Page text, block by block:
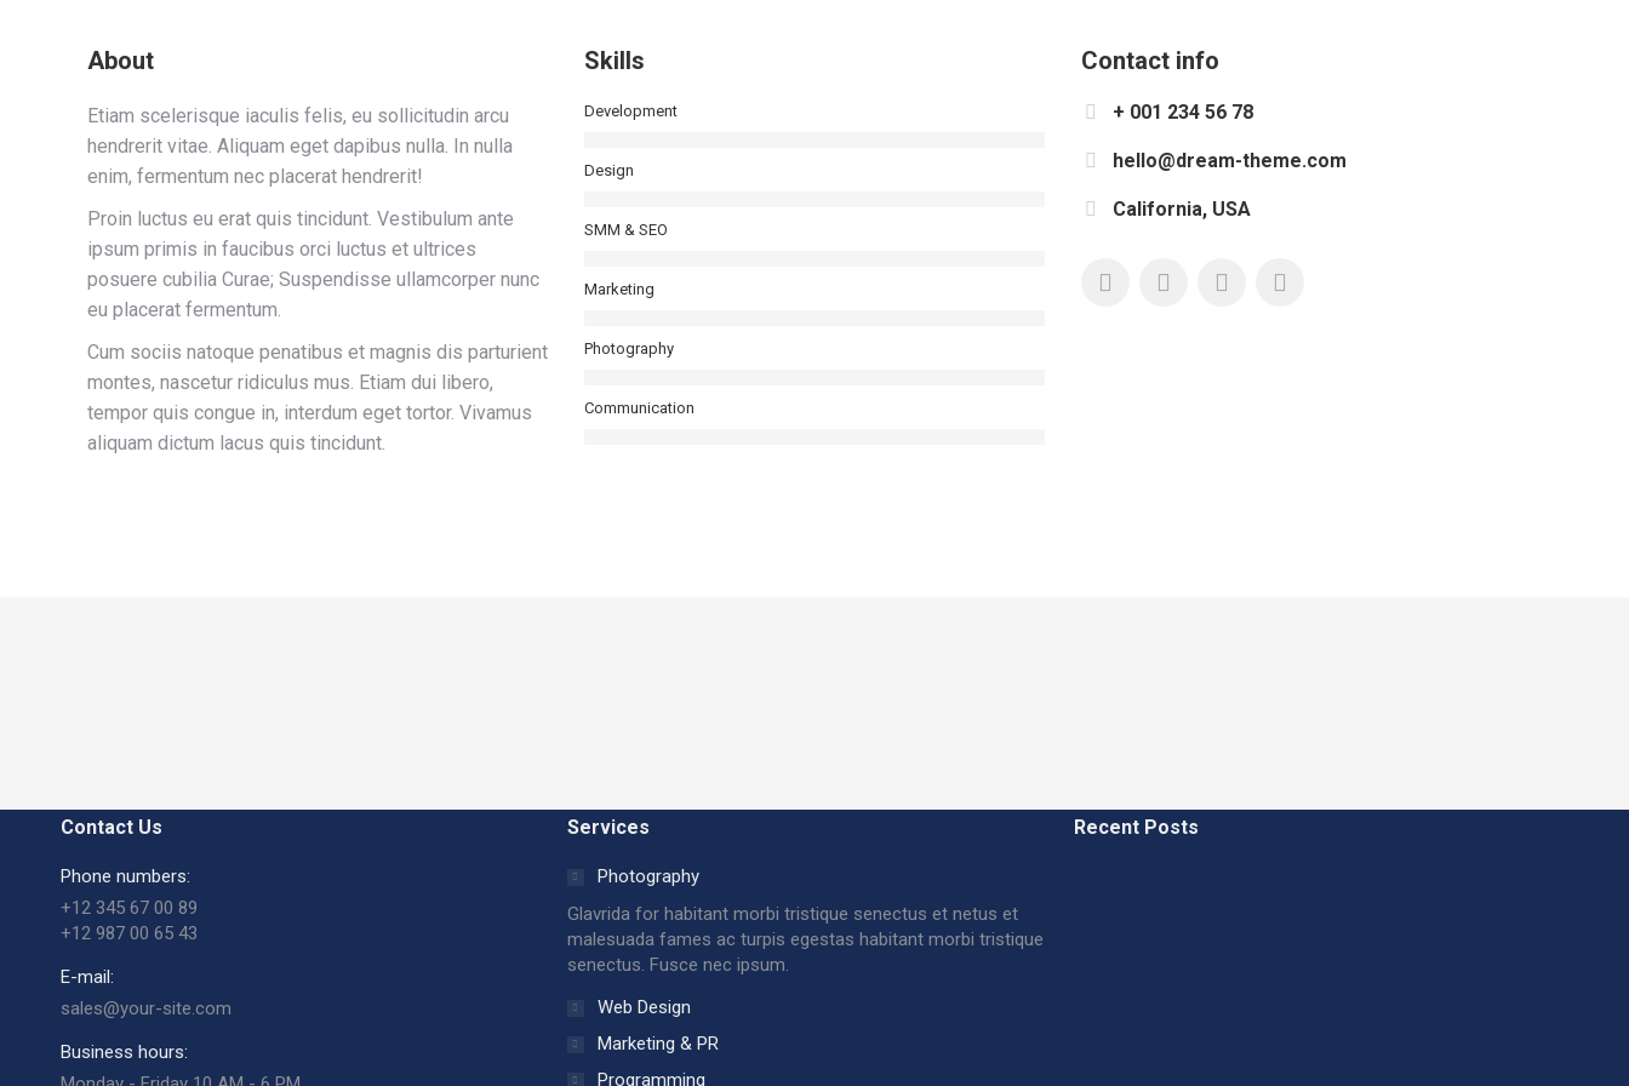
About
Etiam scelerisque iaculis felis, eu sollicitudin arcu
hendrerit vitae. Aliquam eget dapibus nulla. In nulla
enim, fermentum nec placerat hendrerit!
Proin luctus eu erat quis tincidunt. Vestibulum ante
ipsum primis in faucibus orci luctus et ultrices
posuere cubilia Curae; Suspendisse ullamcorper nunc
eu placerat fermentum.
Cum sociis natoque penatibus et magnis dis parturient
montes, nascetur ridiculus mus. Etiam dui libero,
tempor quis congue in, interdum eget tortor. Vivamus
aliquam dictum lacus quis tincidunt.
Skills
Development
Design
SMM & SEO
Marketing
Photography
Communication
Contact info
+ 001 234 56 78
hello@dream-theme.com
California, USA
Contact Us
Phone numbers:
+12 345 67 00 89
+12 987 00 65 43
E-mail:
sales@your-site.com
Business hours:
Services
Photography
Glavrida for habitant morbi tristique senectus et netus et
malesuada fames ac turpis egestas habitant morbi tristique
senectus. Fusce nec ipsum.
Web Design
Marketing & PR
Programming
Recent Posts